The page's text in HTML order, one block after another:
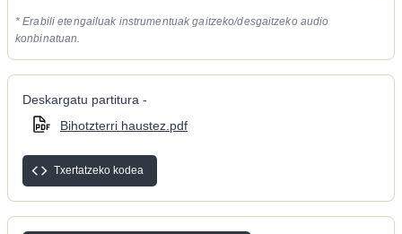
* Erabili etengailuak instrumentuak gaitzeko/desgaitzeko audio
konbinatuan.
Deskargatu partitura -
Bihotzterri haustez.pdf
Txertatzeko kodea